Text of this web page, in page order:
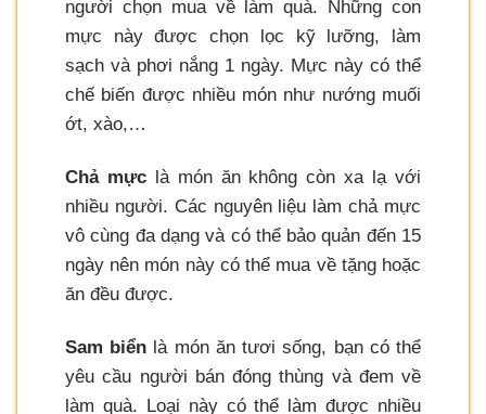
người chọn mua về làm quà. Những con
mực này được chọn lọc kỹ lưỡng, làm
sạch và phơi nắng 1 ngày. Mực này có thể
chế biến được nhiều món như nướng muối
ớt, xào,…
Chả mựclà món ăn không còn xa lạ với
nhiều người. Các nguyên liệu làm chả mực
vô cùng đa dạng và có thể bảo quản đến 15
ngày nên món này có thể mua về tặng hoặc
ăn đều được.
Sam biển là món ăn tươi sống, bạn có thể
yêu cầu người bán đóng thùng và đem về
làm quà. Loại này có thể làm được nhiều